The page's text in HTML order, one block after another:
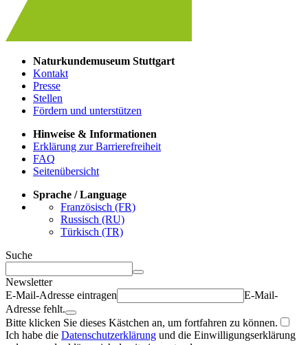
Naturkundemuseum Stuttgart
Kontakt
Presse
Stellen
Fördern und unterstützen
Hinweise & Informationen
Erklärung zur Barrierefreiheit
FAQ
Seitenübersicht
Sprache / Language
Französisch (FR)
Russisch (RU)
Türkisch (TR)
Suche
Newsletter
E-Mail-Adresse eintragen
E-Mail-
Adresse fehlt.
Bitte klicken Sie dieses Kästchen an, um fortfahren zu können.
Ich habe die Datenschutzerklärung und die Einwilligungserklärung